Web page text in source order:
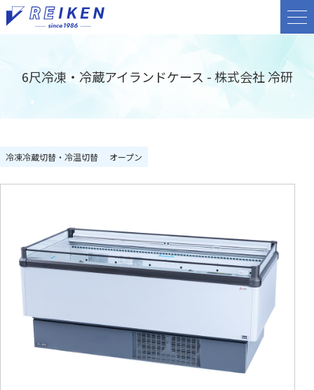
6尺冷凍・冷蔵アイランドケース - 株式会社 冷研
冷凍冷蔵切替・冷温切替 オープン